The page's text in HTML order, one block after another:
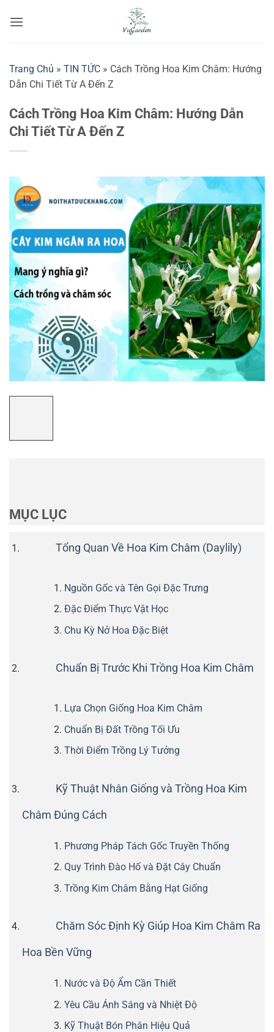
qua
Trang Chủ » TIN TỨC » Cách Trồng Hoa Kim Châm: Hướng
Dẫn Chi Tiết Từ A Đến Z
Cách Trồng Hoa Kim Châm: Hướng Dẫn
Chi Tiết Từ A Đến Z
MỤC LỤC
Tổng Quan Về Hoa Kim Châm (Daylily)
Nguồn Gốc và Tên Gọi Đặc Trưng
Đặc Điểm Thực Vật Học
Chu Kỳ Nở Hoa Đặc Biệt
Chuẩn Bị Trước Khi Trồng Hoa Kim Châm
Lựa Chọn Giống Hoa Kim Châm
Chuẩn Bị Đất Trồng Tối Ưu
Thời Điểm Trồng Lý Tưởng
Kỹ Thuật Nhân Giống và Trồng Hoa Kim
Châm Đúng Cách
Phương Pháp Tách Gốc Truyền Thống
Quy Trình Đào Hố và Đặt Cây Chuẩn
Trồng Kim Châm Bằng Hạt Giống
Chăm Sóc Định Kỳ Giúp Hoa Kim Châm Ra
Hoa Bền Vững
Nước và Độ Ẩm Cần Thiết
Yêu Cầu Ánh Sáng và Nhiệt Độ
Kỹ Thuật Bón Phân Hiệu Quả